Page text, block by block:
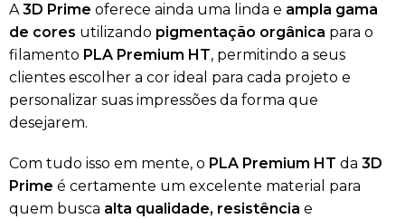
A3D Prime oferece ainda uma linda e ampla gama
de cores utilizando pigmentação orgânica para o
filamento PLA Premium HT, permitindo a seus
clientes escolher a cor ideal para cada projeto e
personalizar suas impressões da forma que
desejarem.
Com tudo isso em mente, o PLA Premium HT da 3D
Prime é certamente um excelente material para
quem busca alta qualidade, resistência e